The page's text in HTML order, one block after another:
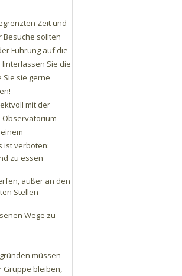
Zeit und
Besuche sollten
Führung auf die
Sie die
Sie sie gerne
mit der
Observatorium
ist verboten:
zu essen
außer an den
Stellen
Wege zu
müssen
Gruppe bleiben,